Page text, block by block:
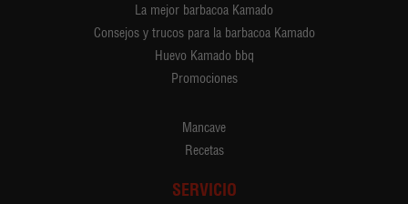
La mejor barbacoa Kamado
Consejos y trucos para la barbacoa Kamado
Huevo Kamado bbq
Promociones
Mancave
Recetas
SERVICIO